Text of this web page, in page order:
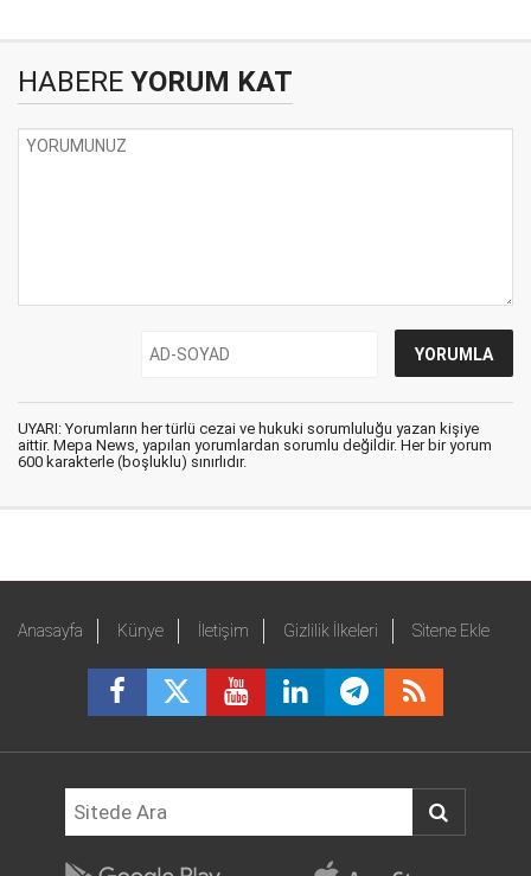
HABERE YORUM KAT
UYARI: Yorumların her türlü cezai ve hukuki sorumluluğu yazan kişiye
aittir. Mepa News, yapılan yorumlardan sorumlu değildir. Her bir yorum
600 karakterle (boşluklu) sınırlıdır.
Anasayfa Künye İletişim Gizlilik İlkeleri Sitene Ekle